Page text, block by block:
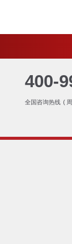
400-
全国咨询热线 (